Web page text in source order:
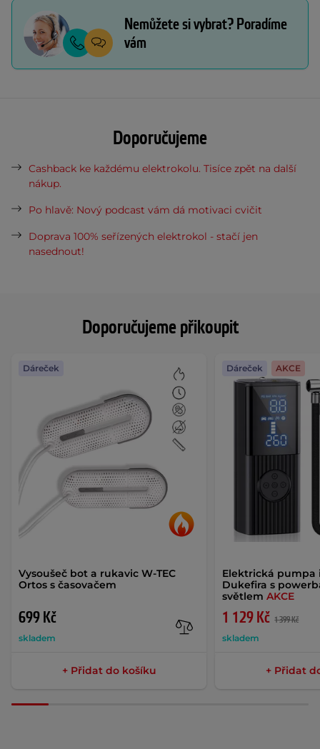
Doporučujeme přikoupit
Vysoušeč bot a rukavic W-TEC
Ortos s časovačem
699 Kč
skladem
Dáreček
+ Přidat do košíku
Elektrická pumpa
Dukefira s
světlemAKCE
1 129 Kč 1 399 Kč
skladem
Dáreček AKCE
+ Přidat
Nemůžete si vybrat? Poradíme
vám
Doporučujeme
Cashback ke každému elektrokolu. Tisíce zpět na další
nákup.
Po hlavě: Nový podcast vám dá motivaci cvičit
Doprava 100% seřízených elektrokol - stačí jen
nasednout!